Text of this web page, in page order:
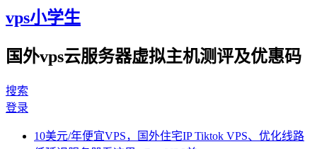
vps小学生
国外vps云服务器虚拟主机测评及优惠码
搜索
登录
10美元/年便宜VPS，国外住宅IP Tiktok VPS、优化线路